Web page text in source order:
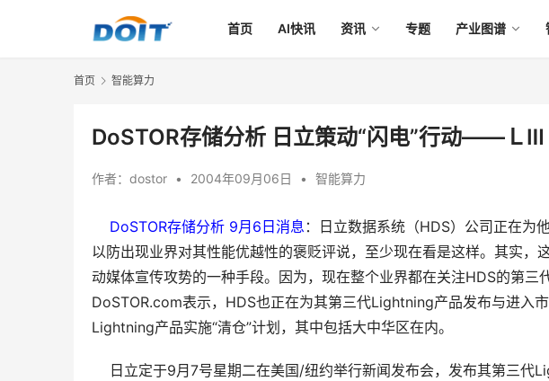
首页 AI快讯 资讯 专题 产业图谱
首页 智能算力
DoSTOR存储分析 日立策动“闪电”行动――ＬⅢ
作者： dostor • 2004年09月06日 • 智能算力
DoSTOR存储分析 9月6日消息 ：日立数据系统（HDS）公司正在为
以防出现业界对其性能优越性的褒贬评说，至少现在看是这样。其实，
动媒体宣传攻势的一种手段。因为，现在整个业界都在关注HDS的第
DoSTOR.com表示，HDS也正在为其第三代Lightning产品发布与进入
Lightning产品实施“清仓”计划，其中包括大中华区在内。
日立定于9月7号星期二在美国/纽约举行新闻发布会，发布其第三代